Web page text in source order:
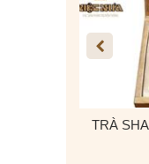
TRÀ